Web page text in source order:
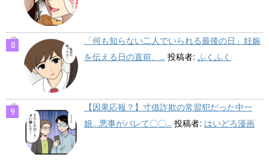
「何も知らない二人でいられる最後の日」妊娠
を伝える日の直前、... 投稿者: ふくふく
【因果応報？】寸借詐欺の常習犯だった中一
娘…悪事がバレて〇〇... 投稿者: はいどろ漫画